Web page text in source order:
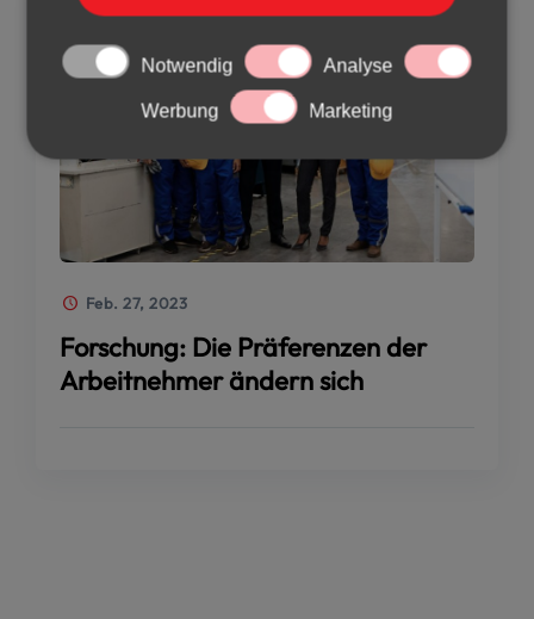
Notwendig Analyse
Werbung Marketing
Feb. 27, 2023
Forschung: Die Präferenzen der
Arbeitnehmer ändern sich